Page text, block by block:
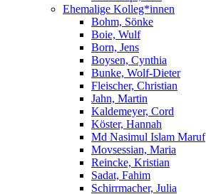
Ehemalige Kolleg*innen
Bohm, Sönke
Boie, Wulf
Born, Jens
Boysen, Cynthia
Bunke, Wolf-Dieter
Fleischer, Christian
Jahn, Martin
Kaldemeyer, Cord
Köster, Hannah
Md Nasimul Islam Maruf
Movsessian, Maria
Reincke, Kristian
Sadat, Fahim
Schirrmacher, Julia